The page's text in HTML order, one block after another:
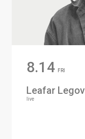
Leafar Legov
live
8.14 FRI